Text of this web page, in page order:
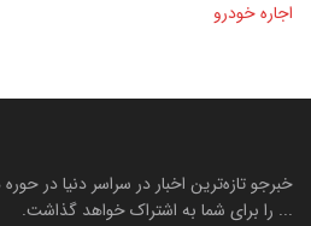
اجاره خودرو
خبرجو تازه‌ترین اخبار در سراسر دنیا در
... را برای شما به اشتراک خواهد گذاشت.